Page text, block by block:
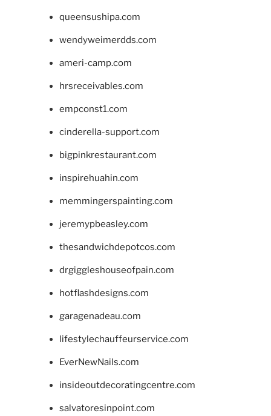
queensushipa.com
wendyweimerdds.com
ameri-camp.com
hrsreceivables.com
empconst1.com
cinderella-support.com
bigpinkrestaurant.com
inspirehuahin.com
memmingerspainting.com
jeremypbeasley.com
thesandwichdepotcos.com
drgiggleshouseofpain.com
hotflashdesigns.com
garagenadeau.com
lifestylechauffeurservice.com
EverNewNails.com
insideoutdecoratingcentre.com
salvatoresinpoint.com